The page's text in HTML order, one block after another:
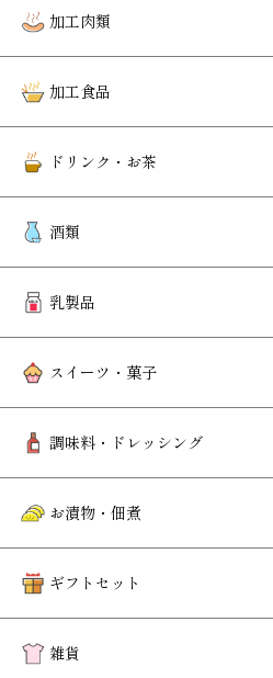
加工肉類
加工食品
ドリンク・お茶
酒類
乳製品
スイーツ・菓子
調味料・ドレッシング
お漬物・佃煮
ギフトセット
雑貨